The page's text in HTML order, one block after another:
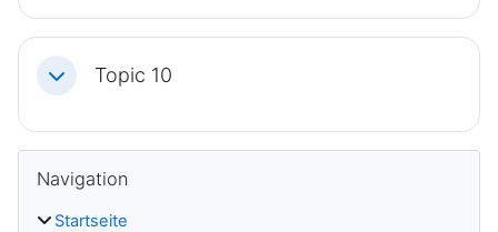
Einklappen
Topic 10
Blöcke
Navigation
Startseite